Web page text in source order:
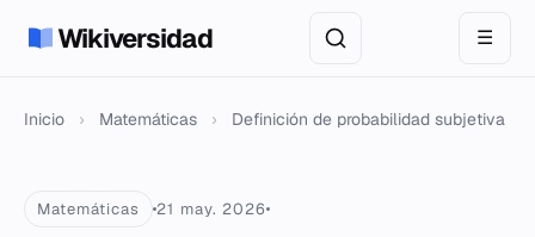
Wikiversidad ☰
Inicio › Matemáticas › Definición de probabilidad subjetiva
Matemáticas 21 may. 2026